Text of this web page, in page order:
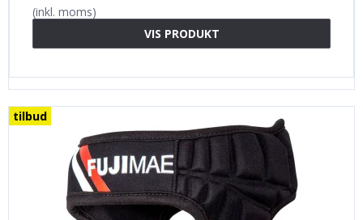
(inkl. moms)
VIS PRODUKT
tilbud